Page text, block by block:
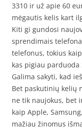
3310 ir už apie 60
mėgautis kelis kart
Kiti gi gundosi
sprendimais
telefonus, tokius
kas pigiau parduoda
Galima sakyti, kad
Bet paskutinių kelių
ne tik naujokus, bet
kaip Apple,
mažiau žinomus